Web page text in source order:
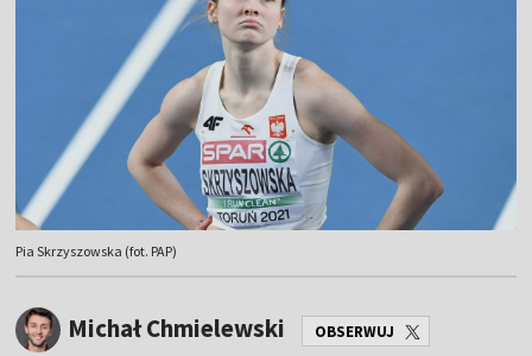
Pia Skrzyszowska (fot. PAP)
Michał Chmielewski OBSERWUJ